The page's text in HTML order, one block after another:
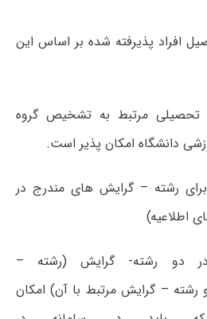
افراد پذیرفته شده بر اساس این
مرتبط به تشخیص گروه
دانشگاه امکان پذیر است.
رشته – گرایش های مندرج در
اطلاعیه)
دو رشته- گرایش (رشته –
– گرایش مرتبط با آن) امکان